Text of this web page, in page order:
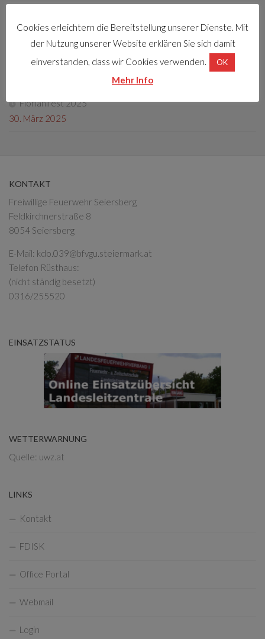
4. Oktober 2025
Fotos Florianifest 2025
Florianifest 2025
30. März 2025
KONTAKT
Freiwillige Feuerwehr Seiersberg
Feldkirchnerstraße 8
8054 Seiersberg
E-Mail: kdo.039@bfvgu.steiermark.at
Telefon Rüsthaus:
(nicht ständig besetzt)
0316/255520
EINSATZSTATUS
WETTERWARNUNG
Quelle: uwz.at
LINKS
Kontakt
FDISK
Office Portal
Webmail
Login
Cookies erleichtern die Bereitstellung unserer Dienste. Mit
der Nutzung unserer Website erklären Sie sich damit
einverstanden, dass wir Cookies verwenden.
OK
Mehr Info